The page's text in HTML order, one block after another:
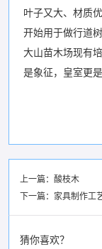
叶子又大、材质
开始用于做行道
大山苗木场现有
是象征，皇室更
上一篇： 酸枝木
下一篇： 家具制作工
猜你喜欢？